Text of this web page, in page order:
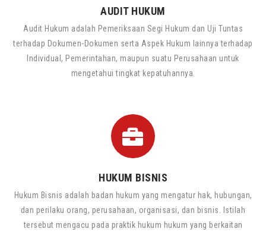
AUDIT HUKUM
Audit Hukum adalah Pemeriksaan Segi Hukum dan Uji Tuntas
terhadap Dokumen-Dokumen serta Aspek Hukum lainnya terhadap
Individual, Pemerintahan, maupun suatu Perusahaan untuk
mengetahui tingkat kepatuhannya.
HUKUM BISNIS
Hukum Bisnis adalah badan hukum yang mengatur hak, hubungan,
dan perilaku orang, perusahaan, organisasi, dan bisnis. Istilah
tersebut mengacu pada praktik hukum hukum yang berkaitan